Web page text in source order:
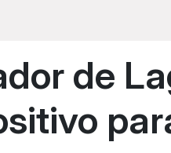
de